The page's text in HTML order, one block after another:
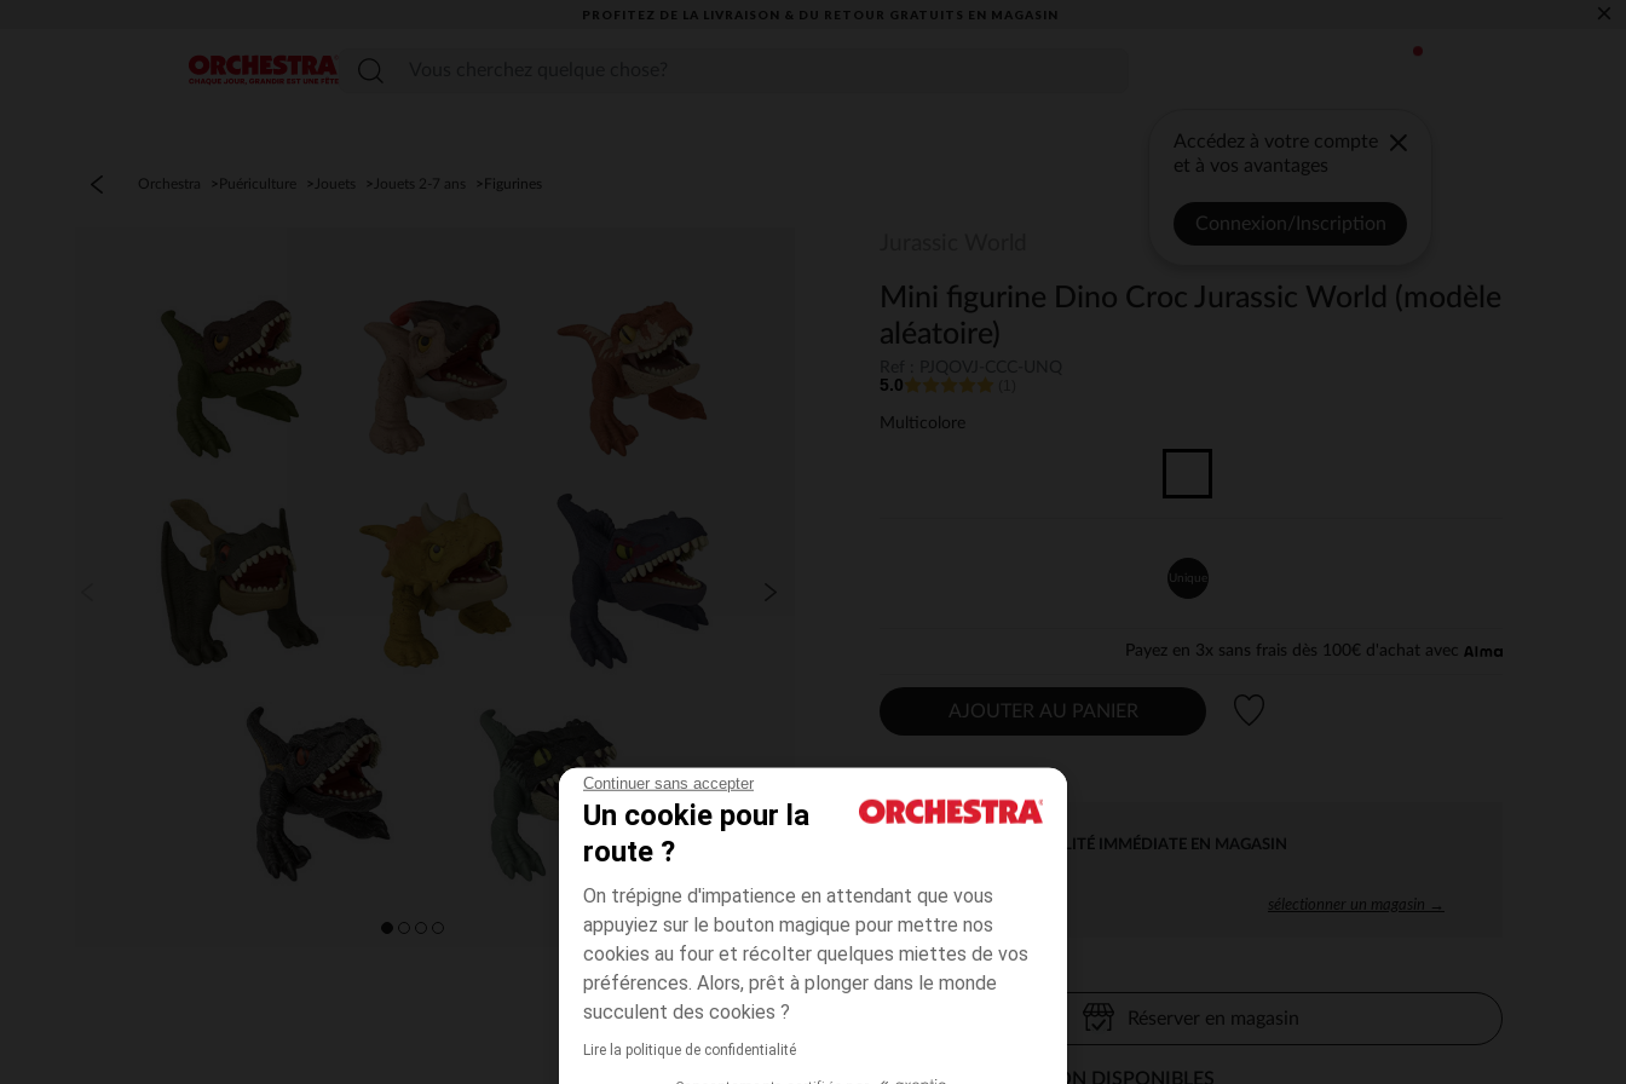
Continuer sans accepter
Un cookie pour la
route ?
On trépigne d'impatience en attendant que vous
appuyiez sur le bouton magique pour mettre nos
cookies au four et récolter quelques miettes de vos
préférences. Alors, prêt à plonger dans le monde
succulent des cookies ?
Lire la politique de confidentialité
PROFITEZ DE LA LIVRAISON & DU RETOUR GRATUITS EN MAGASIN​ ×
Menu
Accédez à votre compte
et à vos avantages
Connexion/Inscription
Orchestra Puériculture Jouets Jouets 2-7 ans Figurines
Mini figurine Dino Croc Jurassic World (modèle
aléatoire)
5.0
Multicolore
Unique
Payez en 3x sans frais dès 100€ d'achat avec
AJOUTER AU PANIER
DISPONIBILITÉ IMMÉDIATE EN MAGASIN
sélectionner un magasin →
Réserver en magasin
MODES DE LIVRAISON DISPONIBLES